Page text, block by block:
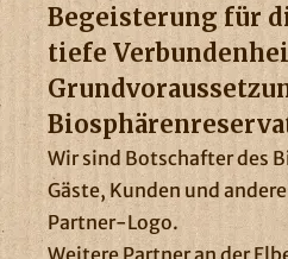
Begeisterung für
tiefe
Wir sind Botschafter des
Gäste, Kunden und
Partner-Logo.
Weitere Partner an der